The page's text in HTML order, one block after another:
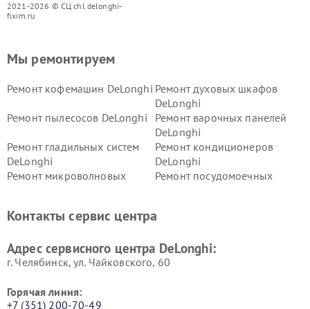
2021-2026 © СЦ chl.delonghi-
fixim.ru
Мы ремонтируем
Ремонт кофемашин DeLonghi Ремонт духовых шкафов
DeLonghi
Ремонт пылесосов DeLonghi
Ремонт варочных панелей
DeLonghi
Ремонт гладильных систем
DeLonghi
Ремонт кондиционеров
DeLonghi
Ремонт микроволновых
Ремонт посудомоечных
DeLonghi
DeLonghi
Контакты сервис центра
Адрес сервисного центра DeLonghi:
г. Челябинск, ул. Чайковского, 60
Горячая линия:
+7 (351) 200-70-49